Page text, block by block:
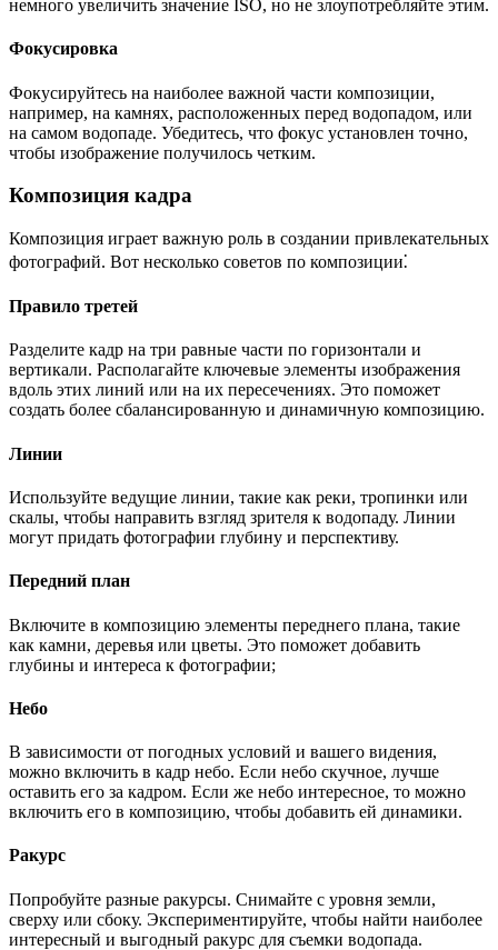
немного увеличить значение ISO, но не злоупотребляйте этим.
Фокусировка
Фокусируйтесь на наиболее важной части композиции,
например, на камнях, расположенных перед водопадом, или
на самом водопаде. Убедитесь, что фокус установлен точно,
чтобы изображение получилось четким.
Композиция кадра
Композиция играет важную роль в создании привлекательных
фотографий. Вот несколько советов по композиции⁚
Правило третей
Разделите кадр на три равные части по горизонтали и
вертикали. Располагайте ключевые элементы изображения
вдоль этих линий или на их пересечениях. Это поможет
создать более сбалансированную и динамичную композицию.
Линии
Используйте ведущие линии, такие как реки, тропинки или
скалы, чтобы направить взгляд зрителя к водопаду. Линии
могут придать фотографии глубину и перспективу.
Передний план
Включите в композицию элементы переднего плана, такие
как камни, деревья или цветы. Это поможет добавить
глубины и интереса к фотографии;
Небо
В зависимости от погодных условий и вашего видения,
можно включить в кадр небо. Если небо скучное, лучше
оставить его за кадром. Если же небо интересное, то можно
включить его в композицию, чтобы добавить ей динамики.
Ракурс
Попробуйте разные ракурсы. Снимайте с уровня земли,
сверху или сбоку. Экспериментируйте, чтобы найти наиболее
интересный и выгодный ракурс для съемки водопада.